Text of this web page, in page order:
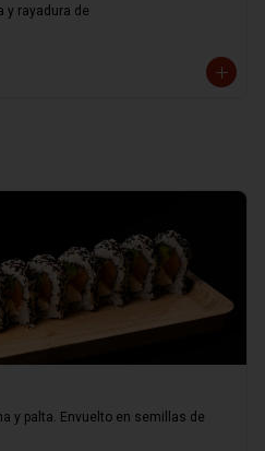
y rayadura de
y palta. Envuelto en semillas de